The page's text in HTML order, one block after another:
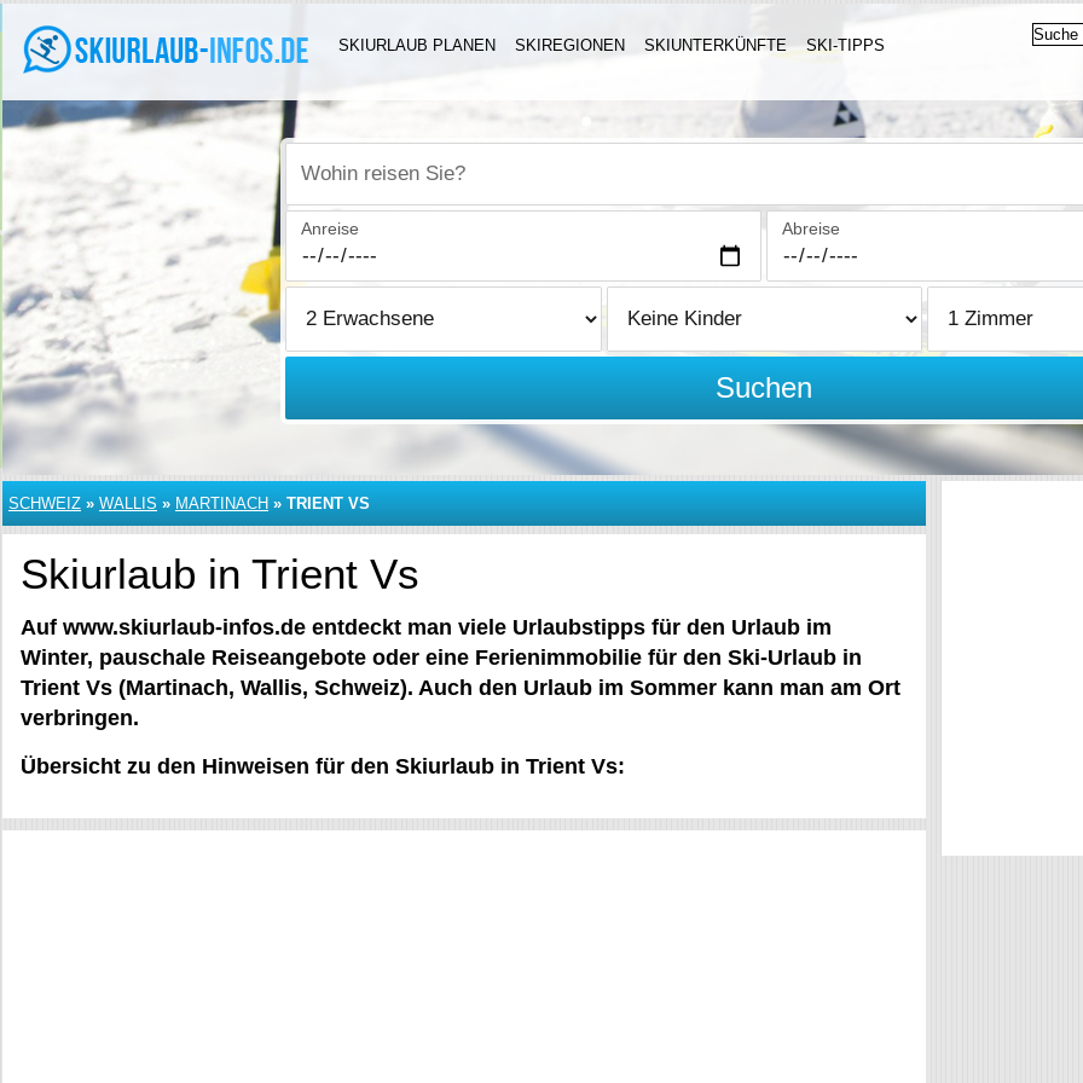
SKIURLAUB PLANEN SKIREGIONEN SKIUNTERKÜNFTE SKI-TIPPS
Wohin reisen Sie?
Anreise Abreise
Suchen
SCHWEIZ » WALLIS » MARTINACH » TRIENT VS
Skiurlaub in Trient Vs
Auf www.skiurlaub-infos.de entdeckt man viele Urlaubstipps für den Urlaub im
Winter, pauschale Reiseangebote oder eine Ferienimmobilie für den Ski-Urlaub in
Trient Vs (Martinach, Wallis, Schweiz). Auch den Urlaub im Sommer kann man am Ort
verbringen.
Übersicht zu den Hinweisen für den Skiurlaub in Trient Vs: